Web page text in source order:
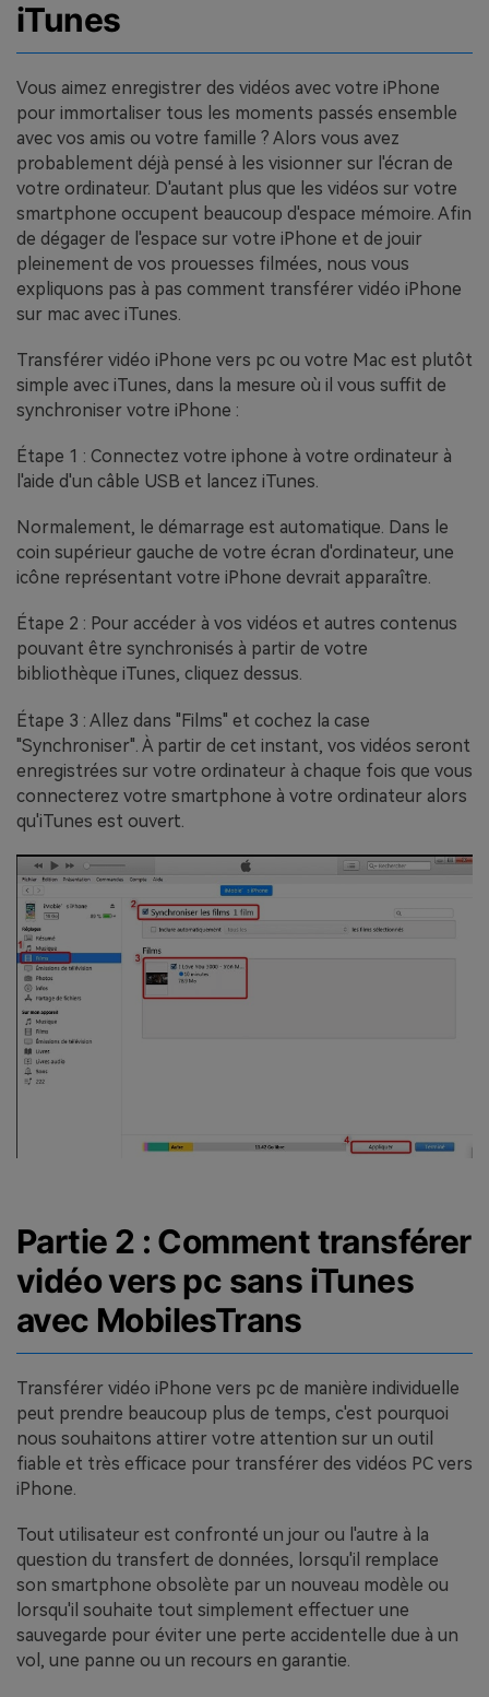
iTunes
Vous aimez enregistrer des vidéos avec votre iPhone
pour immortaliser tous les moments passés ensemble
avec vos amis ou votre famille ? Alors vous avez
probablement déjà pensé à les visionner sur l'écran de
votre ordinateur. D'autant plus que les vidéos sur votre
smartphone occupent beaucoup d'espace mémoire. Afin
de dégager de l'espace sur votre iPhone et de jouir
pleinement de vos prouesses filmées, nous vous
expliquons pas à pas comment transférer vidéo iPhone
sur mac avec iTunes.
Transférer vidéo iPhone vers pc ou votre Mac est plutôt
simple avec iTunes, dans la mesure où il vous suffit de
synchroniser votre iPhone :
Étape 1 : Connectez votre iphone à votre ordinateur à
l'aide d'un câble USB et lancez iTunes.
Normalement, le démarrage est automatique. Dans le
coin supérieur gauche de votre écran d'ordinateur, une
icône représentant votre iPhone devrait apparaître.
Étape 2 : Pour accéder à vos vidéos et autres contenus
pouvant être synchronisés à partir de votre
bibliothèque iTunes, cliquez dessus.
Étape 3 : Allez dans "Films" et cochez la case
"Synchroniser". À partir de cet instant, vos vidéos seront
enregistrées sur votre ordinateur à chaque fois que vous
connecterez votre smartphone à votre ordinateur alors
qu'iTunes est ouvert.
Partie 2 : Comment transférer
vidéo vers pc sans iTunes
avec MobilesTrans
Transférer vidéo iPhone vers pc de manière individuelle
peut prendre beaucoup plus de temps, c'est pourquoi
nous souhaitons attirer votre attention sur un outil
fiable et très efficace pour transférer des vidéos PC vers
iPhone.
Tout utilisateur est confronté un jour ou l'autre à la
question du transfert de données, lorsqu'il remplace
son smartphone obsolète par un nouveau modèle ou
lorsqu'il souhaite tout simplement effectuer une
sauvegarde pour éviter une perte accidentelle due à un
vol, une panne ou un recours en garantie.